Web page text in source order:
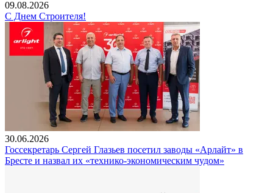
09.08.2026
С Днем Строителя!
30.06.2026
Госсекретарь Сергей Глазьев посетил заводы «Арлайт» в
Бресте и назвал их «технико-экономическим чудом»